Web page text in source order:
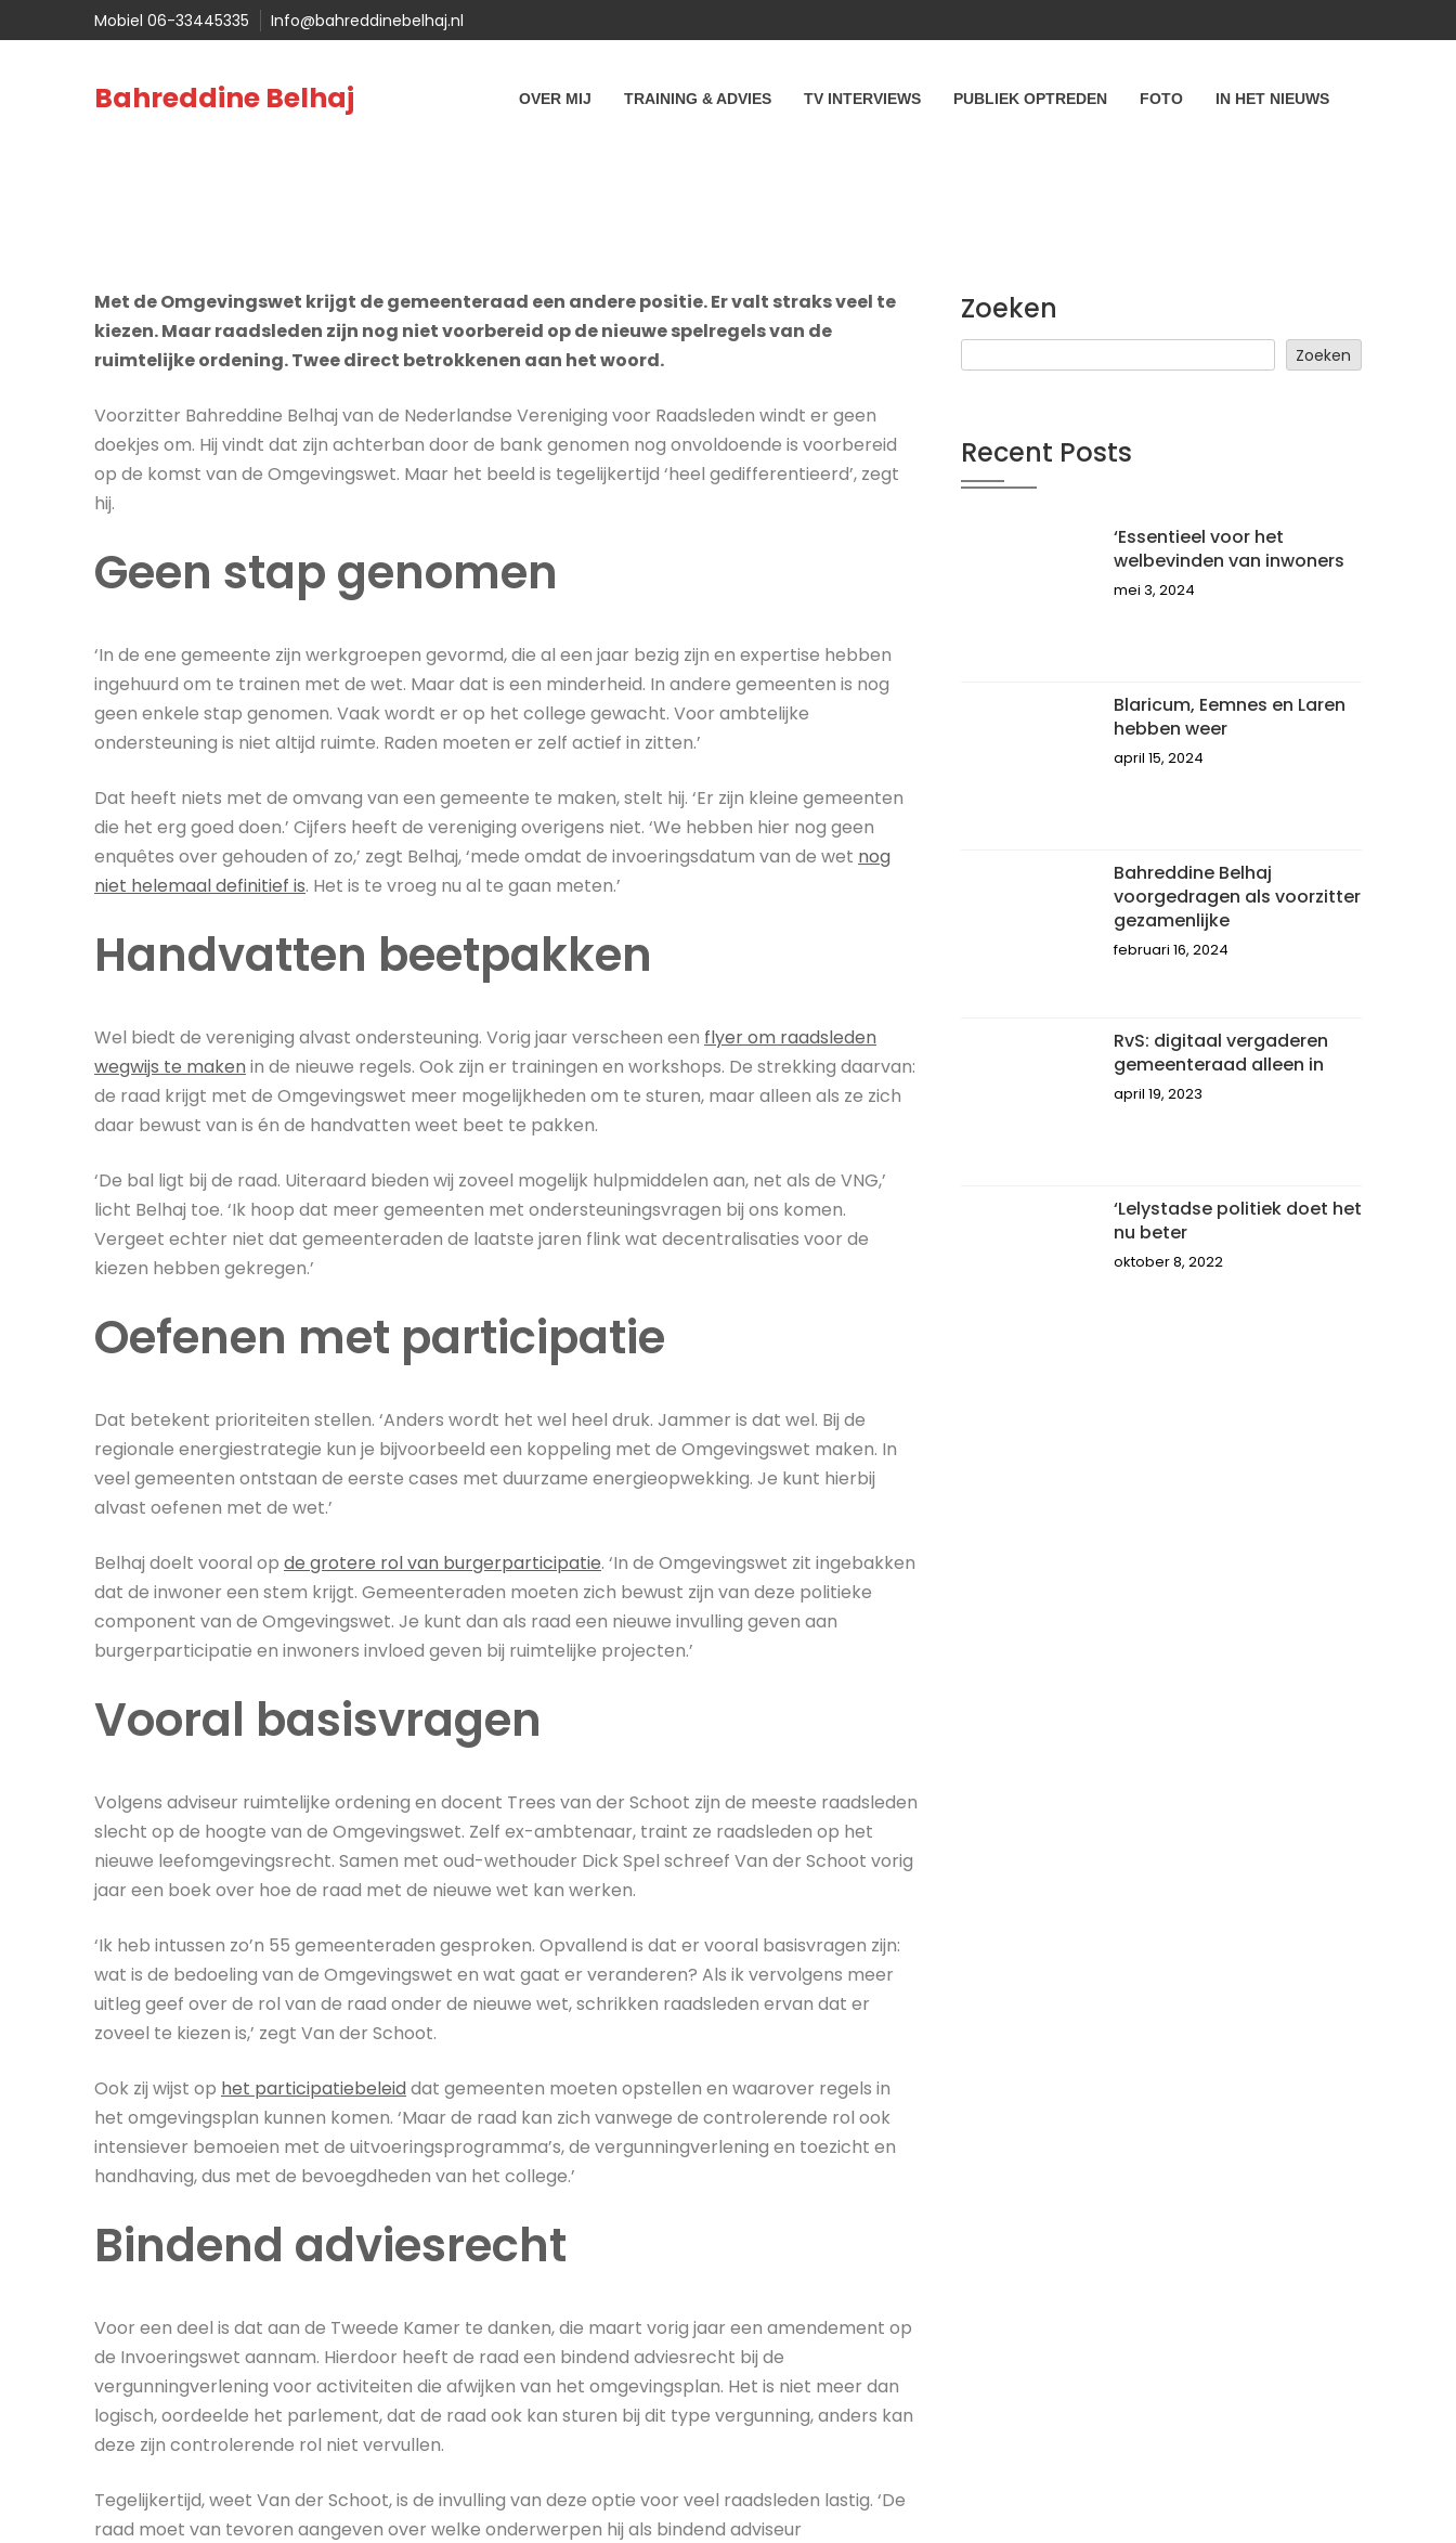
Mobiel 06-33445335 Info@bahreddinebelhaj.nl
Bahreddine Belhaj OVER MIJ TRAINING & ADVIES TV INTERVIEWS PUBLIEK OPTREDEN FOTO IN HET NIEUWS
Met de Omgevingswet krijgt de gemeenteraad een andere positie. Er valt straks veel te
kiezen. Maar raadsleden zijn nog niet voorbereid op de nieuwe spelregels van de
ruimtelijke ordening. Twee direct betrokkenen aan het woord.
Voorzitter Bahreddine Belhaj van de Nederlandse Vereniging voor Raadsleden windt er geen
doekjes om. Hij vindt dat zijn achterban door de bank genomen nog onvoldoende is voorbereid
op de komst van de Omgevingswet. Maar het beeld is tegelijkertijd ‘heel gedifferentieerd’, zegt
hij.
Geen stap genomen
‘In de ene gemeente zijn werkgroepen gevormd, die al een jaar bezig zijn en expertise hebben
ingehuurd om te trainen met de wet. Maar dat is een minderheid. In andere gemeenten is nog
geen enkele stap genomen. Vaak wordt er op het college gewacht. Voor ambtelijke
ondersteuning is niet altijd ruimte. Raden moeten er zelf actief in zitten.’
Dat heeft niets met de omvang van een gemeente te maken, stelt hij. ‘Er zijn kleine gemeenten
die het erg goed doen.’ Cijfers heeft de vereniging overigens niet. ‘We hebben hier nog geen
enquêtes over gehouden of zo,’ zegt Belhaj, ‘mede omdat de invoeringsdatum van de wet nog
niet helemaal definitief is. Het is te vroeg nu al te gaan meten.’
Handvatten beetpakken
Wel biedt de vereniging alvast ondersteuning. Vorig jaar verscheen een flyer om raadsleden
wegwijs te maken in de nieuwe regels. Ook zijn er trainingen en workshops. De strekking daarvan:
de raad krijgt met de Omgevingswet meer mogelijkheden om te sturen, maar alleen als ze zich
daar bewust van is én de handvatten weet beet te pakken.
‘De bal ligt bij de raad. Uiteraard bieden wij zoveel mogelijk hulpmiddelen aan, net als de VNG,’
licht Belhaj toe. ‘Ik hoop dat meer gemeenten met ondersteuningsvragen bij ons komen.
Vergeet echter niet dat gemeenteraden de laatste jaren flink wat decentralisaties voor de
kiezen hebben gekregen.’
Oefenen met participatie
Dat betekent prioriteiten stellen. ‘Anders wordt het wel heel druk. Jammer is dat wel. Bij de
regionale energiestrategie kun je bijvoorbeeld een koppeling met de Omgevingswet maken. In
veel gemeenten ontstaan de eerste cases met duurzame energieopwekking. Je kunt hierbij
alvast oefenen met de wet.’
Belhaj doelt vooral op de grotere rol van burgerparticipatie. ‘In de Omgevingswet zit ingebakken
dat de inwoner een stem krijgt. Gemeenteraden moeten zich bewust zijn van deze politieke
component van de Omgevingswet. Je kunt dan als raad een nieuwe invulling geven aan
burgerparticipatie en inwoners invloed geven bij ruimtelijke projecten.’
Vooral basisvragen
Volgens adviseur ruimtelijke ordening en docent Trees van der Schoot zijn de meeste raadsleden
slecht op de hoogte van de Omgevingswet. Zelf ex-ambtenaar, traint ze raadsleden op het
nieuwe leefomgevingsrecht. Samen met oud-wethouder Dick Spel schreef Van der Schoot vorig
jaar een boek over hoe de raad met de nieuwe wet kan werken.
‘Ik heb intussen zo’n 55 gemeenteraden gesproken. Opvallend is dat er vooral basisvragen zijn:
wat is de bedoeling van de Omgevingswet en wat gaat er veranderen? Als ik vervolgens meer
uitleg geef over de rol van de raad onder de nieuwe wet, schrikken raadsleden ervan dat er
zoveel te kiezen is,’ zegt Van der Schoot.
Ook zij wijst op het participatiebeleid dat gemeenten moeten opstellen en waarover regels in
het omgevingsplan kunnen komen. ‘Maar de raad kan zich vanwege de controlerende rol ook
intensiever bemoeien met de uitvoeringsprogramma’s, de vergunningverlening en toezicht en
handhaving, dus met de bevoegdheden van het college.’
Bindend adviesrecht
Voor een deel is dat aan de Tweede Kamer te danken, die maart vorig jaar een amendement op
de Invoeringswet aannam. Hierdoor heeft de raad een bindend adviesrecht bij de
vergunningverlening voor activiteiten die afwijken van het omgevingsplan. Het is niet meer dan
logisch, oordeelde het parlement, dat de raad ook kan sturen bij dit type vergunning, anders kan
deze zijn controlerende rol niet vervullen.
Tegelijkertijd, weet Van der Schoot, is de invulling van deze optie voor veel raadsleden lastig. ‘De
raad moet van tevoren aangeven over welke onderwerpen hij als bindend adviseur
Zoeken
Zoeken
Recent Posts
‘Essentieel voor het
welbevinden van inwoners
mei 3, 2024
Blaricum, Eemnes en Laren
hebben weer
april 15, 2024
Bahreddine Belhaj
voorgedragen als voorzitter
gezamenlijke
februari 16, 2024
RvS: digitaal vergaderen
gemeenteraad alleen in
april 19, 2023
‘Lelystadse politiek doet het
nu beter
oktober 8, 2022